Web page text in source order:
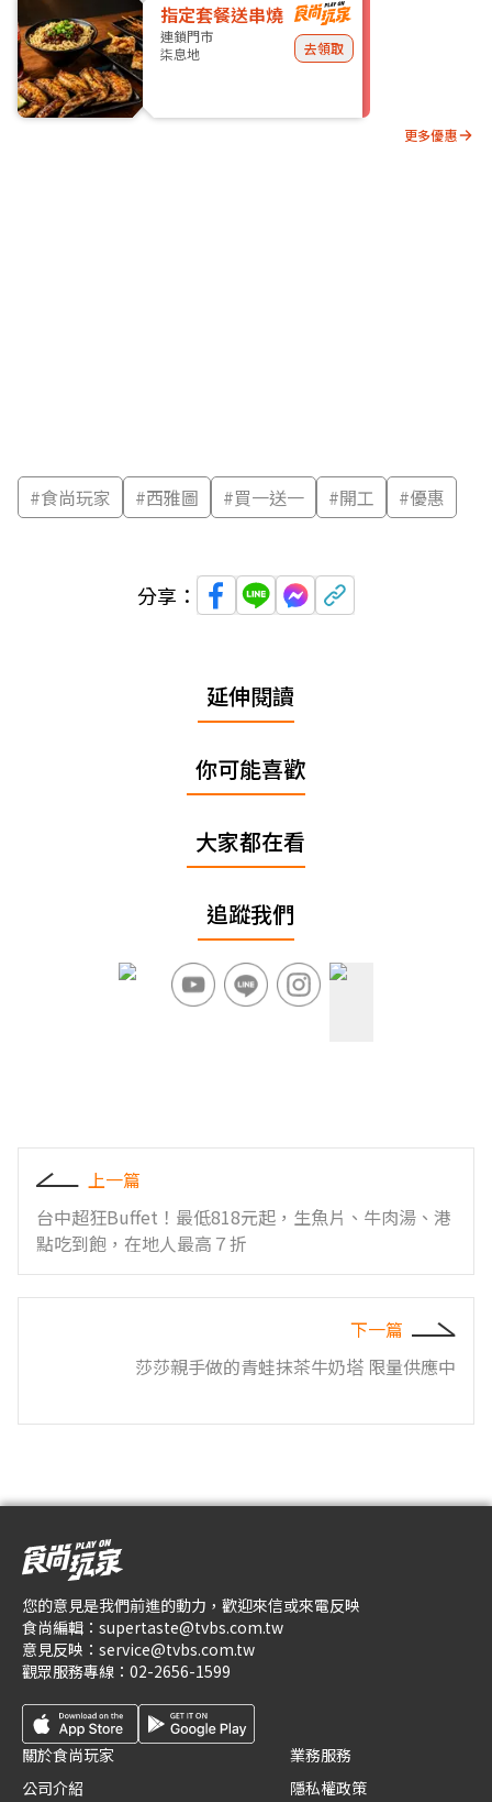
指定套餐送串燒
連鎖門市
柒息地
去領取
更多優惠
#食尚玩家 #西雅圖 #買一送一 #開工 #優惠
分享：
延伸閱讀
你可能喜歡
大家都在看
追蹤我們
上一篇
台中超狂Buffet！最低818元起，生魚片、牛肉湯、港
點吃到飽，在地人最高７折
下一篇
莎莎親手做的青蛙抹茶牛奶塔 限量供應中
您的意見是我們前進的動力，歡迎來信或來電反映
食尚編輯： supertaste@tvbs.com.tw
意見反映： service@tvbs.com.tw
觀眾服務專線： 02-2656-1599
關於食尚玩家
公司介紹
業務服務
隱私權政策